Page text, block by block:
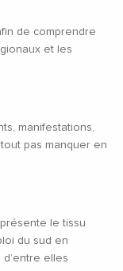
de comprendre
et les
manifestations,
pas manquer en
le tissu
du sud en
elles